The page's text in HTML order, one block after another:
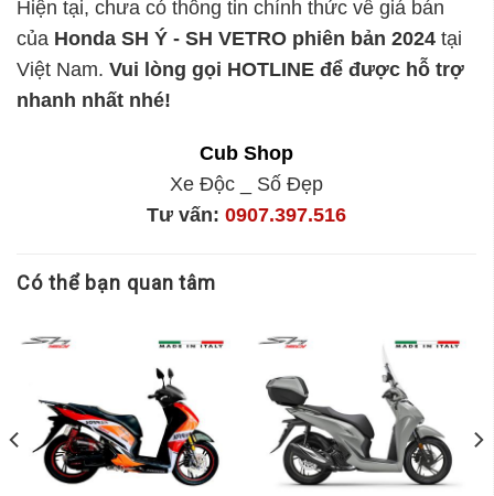
Hiện tại, chưa có thông tin chính thức về giá bán
của Honda SH Ý - SH VETRO phiên bản 2024 tại
Việt Nam. Vui lòng gọi HOTLINE để được hỗ trợ
nhanh nhất nhé!
Cub Shop
Xe Độc _ Số Đẹp
Tư vấn: 0907.397.516
Có thể bạn quan tâm